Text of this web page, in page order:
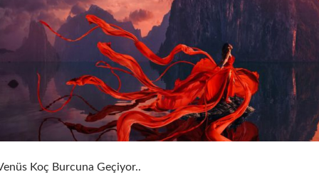
Koç Burcuna Geçiyor..